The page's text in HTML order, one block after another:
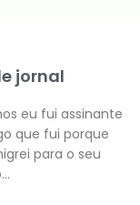
jornal
eu fui assinante
que fui porque
para o seu